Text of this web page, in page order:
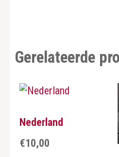
Gerelateerde
Nederland
€10,00